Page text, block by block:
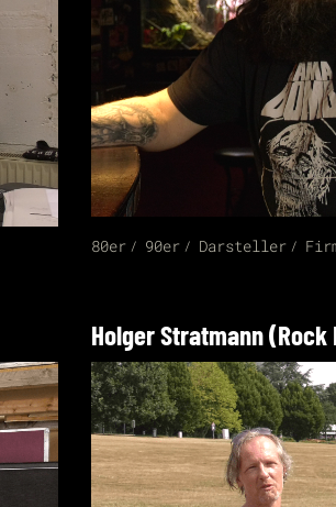
80er 90er Darsteller
Holger Stratmann (Rock